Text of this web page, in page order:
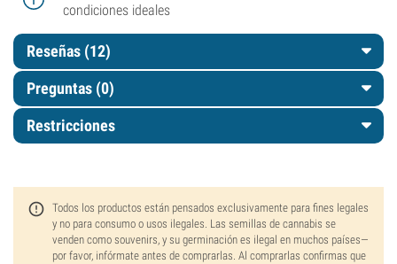
condiciones ideales
Reseñas (12)
Preguntas (0)
Restricciones
Todos los productos están pensados exclusivamente para fines legales
y no para consumo o usos ilegales. Las semillas de cannabis se
venden como souvenirs, y su germinación es ilegal en muchos países—
por favor, infórmate antes de comprarlas. Al comprarlas confirmas que